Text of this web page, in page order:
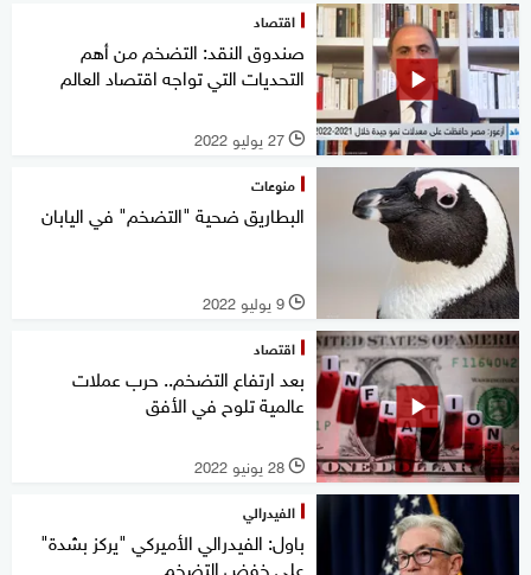
اقتصاد
صندوق النقد: التضخم من أهم
التحديات التي تواجه اقتصاد العالم
l 27 يوليو 2022
منوعات
البطاريق ضحية "التضخم" في اليابان
l 9 يوليو 2022
اقتصاد
بعد ارتفاع التضخم.. حرب عملات
عالمية تلوح في الأفق
l 28 يونيو 2022
الفيدرالي
باول: الفيدرالي الأميركي "يركز بشدة"
على خفض التضخم